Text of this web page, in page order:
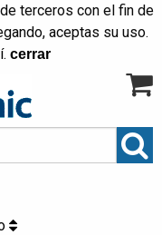
terceros con el fin de
aceptas su uso.
. cerrar